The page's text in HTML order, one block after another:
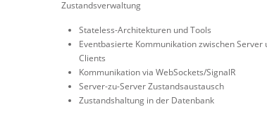
Zustandsverwaltung
Stateless-Architekturen und Tools
Eventbasierte Kommunikation zwischen Server
Clients
Kommunikation via WebSockets/SignalR
Server-zu-Server Zustandsaustausch
Zustandshaltung in der Datenbank